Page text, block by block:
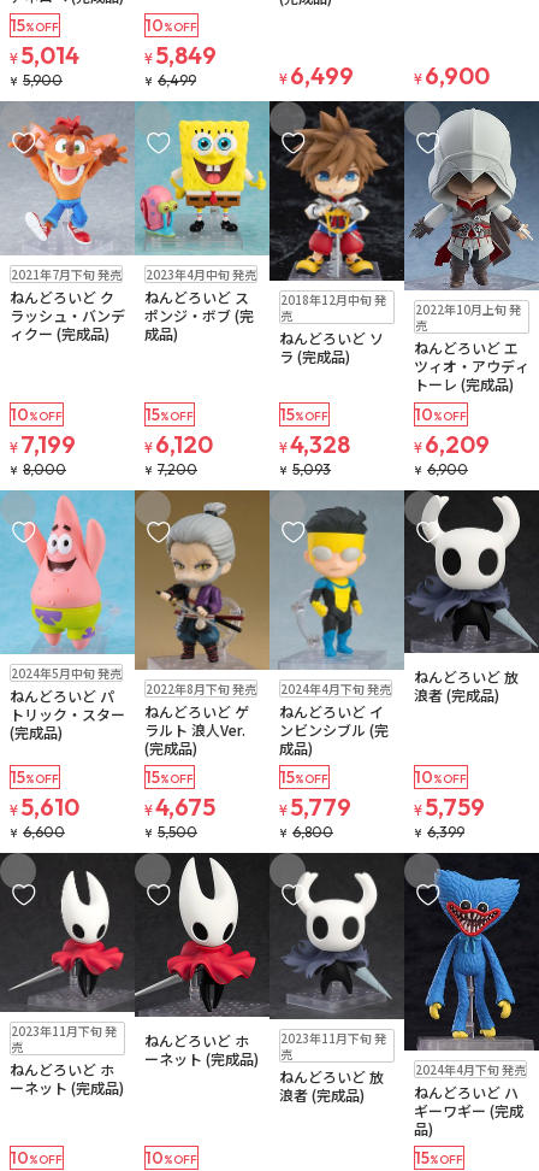
15%OFF
¥ 5,014
¥ 5,900
10%OFF
¥ 5,849
¥ 6,499 ¥ 6,499 ¥ 6,900
お気に入りに追加
在庫なし
2021年7月下旬 発売
ねんどろいど ク
ラッシュ・バンデ
ィクー (完成品)
10%OFF
¥ 7,199
¥ 8,000
お気に入りに追加
在庫なし
2023年4月中旬 発売
ねんどろいど ス
ポンジ・ボブ (完
成品)
15%OFF
¥ 6,120
¥ 7,200
お気に入りに追加
在庫なし
2018年12月中旬 発
売
ねんどろいど ソ
ラ (完成品)
15%OFF
¥4,328
¥ 5,093
お気に入りに
在庫なし
2022年10月上旬 発
売
ねんどろいど エ
ツィオ・アウディ
トーレ (完成品)
10%OFF
¥ 6,209
¥ 6,900
お気に入りに追加
在庫なし
注文再開メール
2024年5月中旬 発売
ねんどろいど パ
トリック・スター
(完成品)
15%OFF
¥ 5,610
¥ 6,600
お気に入りに追加
在庫なし
2022年8月下旬 発売
ねんどろいど ゲ
ラルト 浪人Ver.
(完成品)
15%OFF
¥4,675
¥ 5,500
お気に入りに追加
在庫なし
注文再開メール
2024年4月下旬 発売
ねんどろいど イ
ンビンシブル (完
成品)
15%OFF
¥ 5,779
¥ 6,800
お気に入りに
注文再開メール
ねんどろいど 放
浪者 (完成品)
10%OFF
¥ 5,759
¥ 6,399
お気に入りに追加
在庫なし
2023年11月下旬 発
売
ねんどろいど ホ
ーネット (完成品)
10%OFF
お気に入りに追加
注文再開メール
ねんどろいど ホ
ーネット (完成品)
10%OFF
お気に入りに追加
在庫なし
2023年11月下旬 発
売
ねんどろいど 放
浪者 (完成品)
お気に入りに
在庫なし
2024年4月下旬 発売
ねんどろいど ハ
ギーワギー (完成
品)
15%OFF